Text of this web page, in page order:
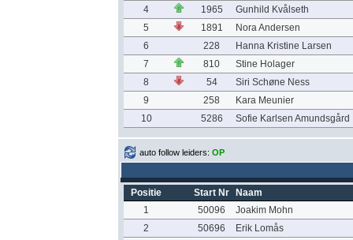
4
1965
Gunhild Kvålseth
5
1891
Nora Andersen
6
228
Hanna Kristine Larsen
7
810
Stine Holager
8
54
Siri Schøne Ness
9
258
Kara Meunier
10
5286 Sofie Karlsen Amundsgård
auto follow leiders: OP
Positie Start Nr
Naam
1
50096
Joakim Mohn
2
50696
Erik Lomås